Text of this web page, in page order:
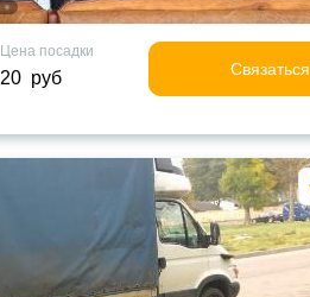
Цена посадки
20 руб Связаться